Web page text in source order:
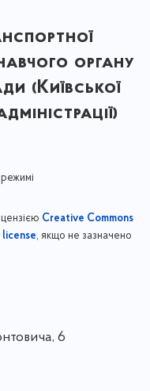
органу
(Київської
Creative Commons
, якщо не зазначено
6